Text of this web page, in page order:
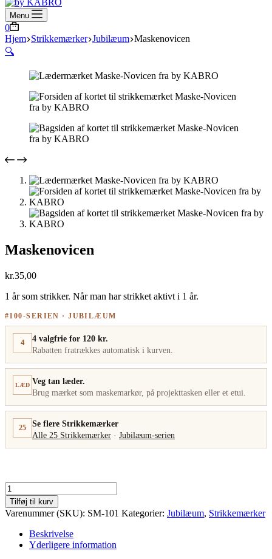
Menu
Indkøbskurv
0
Hjem Strikkemærker Jubilæum Maskenovicen
🔍
Maskenovicen
kr.35,00
1 år som strikker. Når man har strikket aktivt i 1 år.
#100-SERIEN · JUBILÆUM
4
4 valgfrie for 120 kr.
Rabatten fratrækkes automatisk i kurven.
LÆD Veg tan læder.
Brug mærket som maskemarkør, på projekttasken eller et etui.
25
Se flere Strikkemærker
Alle 25 Strikkemærker · Jubilæum-serien
Maskenovicen
antal
Tilføj til kurv
Varenummer (SKU): SM-101 Kategorier: Jubilæum, Strikkemærker
Beskrivelse
Yderligere information